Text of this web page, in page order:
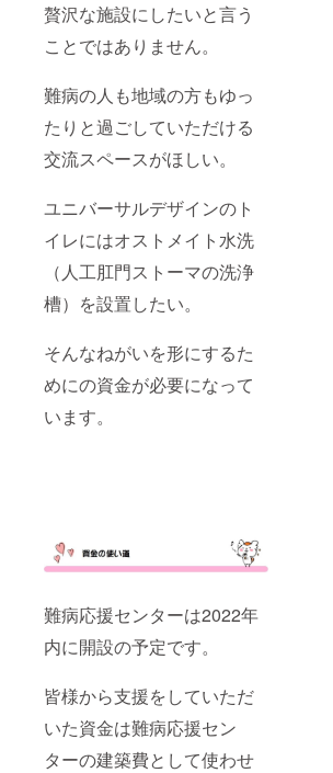
贅沢な施設にしたいと言う
ことではありません。
難病の人も地域の方もゆっ
たりと過ごしていただける
交流スペースがほしい。
ユニバーサルデザインのト
イレにはオストメイト水洗
（人工肛門ストーマの洗浄
槽）を設置したい。
そんなねがいを形にするた
めにの資金が必要になって
います。
難病応援センターは2022年
内に開設の予定です。
皆様から支援をしていただ
いた資金は難病応援セン
ターの建築費として使わせ